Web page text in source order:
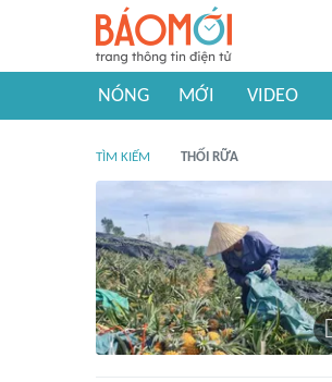
NÓNG MỚI VIDEO
TÌM KIẾM THỐI RỮA